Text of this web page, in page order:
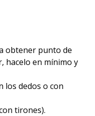
obtener punto de
hacelo en mínimo y
los dedos o con
tirones).